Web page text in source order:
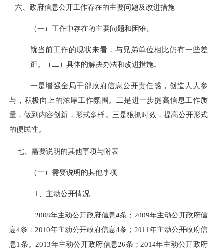
六、政府信息公开工作存在的主要问题及改进措施
（一）工作中存在的主要问题和困难。
就当前工作的现状来看，与兄弟单位相比仍有一些差
距。（二）具体的解决办法和改进措施。
一是增强全局干部政府信息公开责任感，创造人人参
与，积极向上的浓厚工作氛围。二是进一步提高信息工作质
量，做到内容创新，形式多样。三是狠抓时效，提高公开形式
的便民性。
七、需要说明的其他事项与附表
（一）需要说明的其他事项
1、主动公开情况
2008年主动公开政府信息4条；2009年主动公开政府信
息4条；2010年主动公开政府信息4条；2011年主动公开政府信
息1条。2013年主动公开政府信息26条；2014年主动公开政府